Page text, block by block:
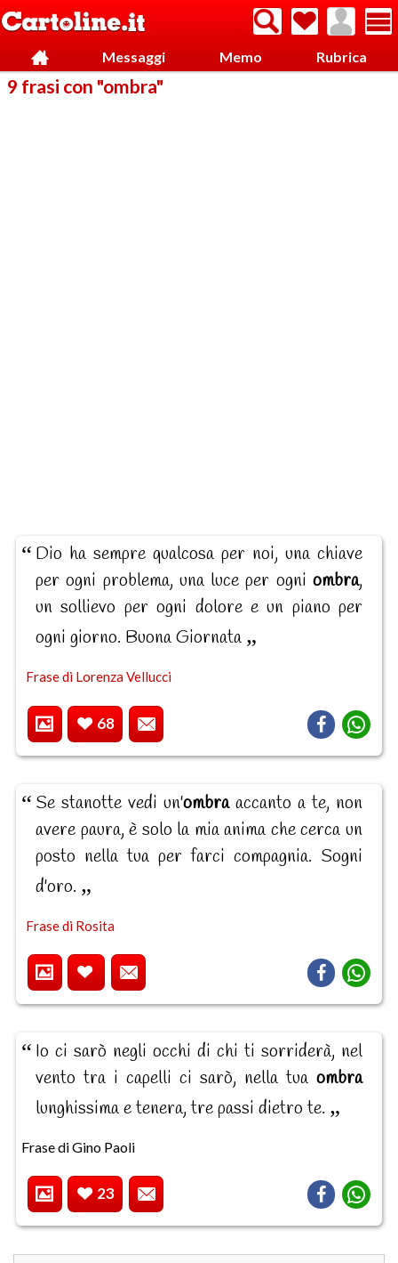
Messaggi Memo Rubrica
9 frasi con "ombra"
Dio ha sempre qualcosa per noi, una chiave
per ogni problema, una luce per ogni ombra,
un sollievo per ogni dolore e un piano per
ogni giorno. Buona Giornata
Frase di Lorenza Vellucci
68
Se stanotte vedi un'ombraaccanto a te, non
avere paura, è solo la mia anima che cerca un
posto nella tua per farci compagnia. Sogni
d'oro.
Frase di Rosita
Io ci sarò negli occhi di chi ti sorriderà, nel
vento tra i capelli ci sarò, nella tua ombra
lunghissima e tenera, tre passi dietro te.
Frase di Gino Paoli
23